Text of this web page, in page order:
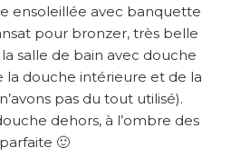
ensoleillée avec banquette
pour bronzer, très belle
salle de bain avec douche
la douche intérieure et de la
pas du tout utilisé).
dehors, à l’ombre des
🙂